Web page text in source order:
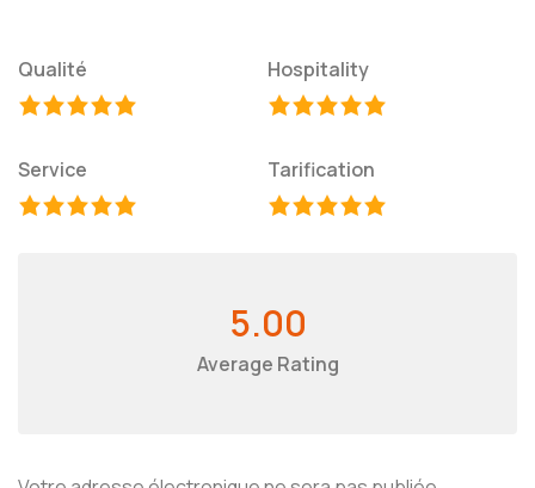
Qualité Hospitality
Service Tarification
5.00
Average Rating